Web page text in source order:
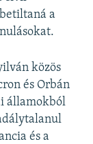
a
közös
és Orbán
államokból
és a